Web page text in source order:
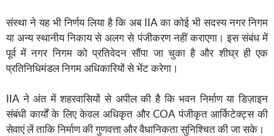
संस्था ने यह भी निर्णय लिया है कि अब IIA का कोई भी सदस्य नगर निगम
या अन्य स्थानीय निकाय से अलग से पंजीकरण नहीं कराएगा। इस संबंध में
पूर्व में नगर निगम को प्रतिवेदन सौंपा जा चुका है और शीघ्र ही एक
प्रतिनिधिमंडल निगम अधिकारियों से भेंट करेगा।
IIA ने अंत में शहरवासियों से अपील की है कि भवन निर्माण या डिज़ाइन
संबंधी कार्यों के लिए केवल अधिकृत और COA पंजीकृत आर्किटेक्ट्स की
सेवाएं लें ताकि निर्माण की गुणवत्ता और वैधानिकता सुनिश्चित की जा सके।